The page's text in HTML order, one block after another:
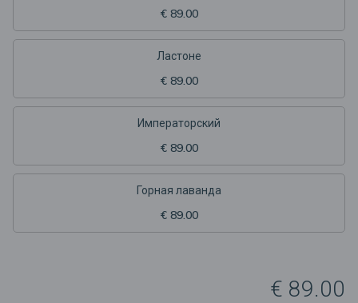
€ 89.00
Ластоне
€ 89.00
Императорский
€ 89.00
Горная лаванда
€ 89.00
€ 89.00